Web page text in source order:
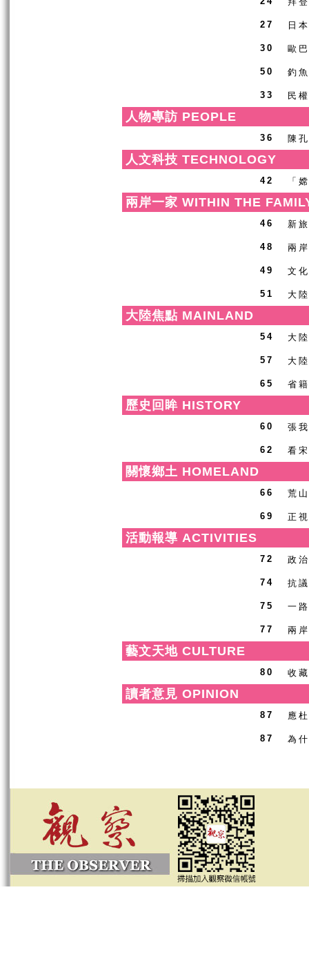
27 日
30 歐
50 釣
33 民
人物專訪 PEOPLE
36 陳
人文科技 TECHNOLOGY
42 「
兩岸一家 WITHIN THE
46 新
48 兩
49 文
51 大
大陸焦點 MAINLAND
54 大
57 大
65 省
歷史回眸 HISTORY
60 張
62 看
關懷鄉土 HOMELAND
66 荒
69 正
活動報導 ACTIVITIES
72 政
74 抗
75 一
77 兩
藝文天地 CULTURE
80 收
讀者意見 OPINION
87 應
87 為